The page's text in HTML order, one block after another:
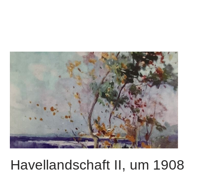
Havellandschaft II, um 1908